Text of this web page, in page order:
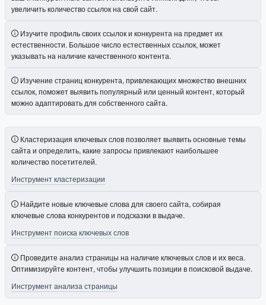
увеличить количество ссылок на свой сайт.
Изучите профиль своих ссылок и конкурента на предмет их
естественности. Большое число естественных ссылок, может
указывать на наличие качественного контента.
Изучение страниц конкурента, привлекающих множество внешних
ссылок, поможет выявить популярный или ценный контент, который
можно адаптировать для собственного сайта.
Кластеризация ключевых слов позволяет выявить основные темы
сайта и определить, какие запросы привлекают наибольшее
количество посетителей.
Инструмент кластеризации
Найдите новые ключевые слова для своего сайта, собирая
ключевые слова конкурентов и подсказки в выдаче.
Инструмент поиска ключевых слов
Проведите анализ страницы на наличие ключевых слов и их веса.
Оптимизируйте контент, чтобы улучшить позиции в поисковой выдаче.
Инструмент анализа страницы